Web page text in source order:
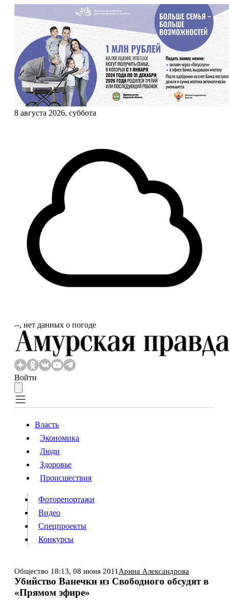
8 августа 2026, суббота
‐‐, нет данных о погоде
Войти
Власть
Происшествия
Видео
Конкурсы
Информация Подписка
Власть
Экономика
Люди
Здоровье
Происшествия
Фоторепортажи
Видео
Спецпроекты
Конкурсы
Общество 18:13, 08 июня 2011 Арина Александрова
Убийство Ванечки из Свободного обсудят в
«Прямом эфире»